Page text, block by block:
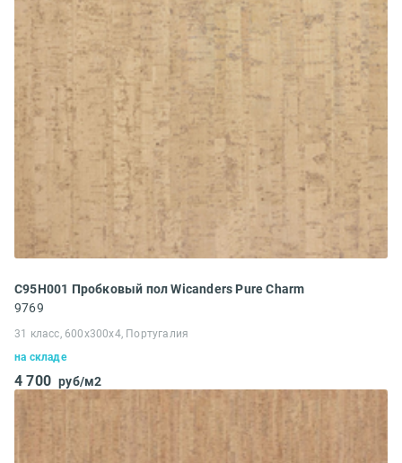
C95H001 Пробковый пол Wicanders Pure Charm
9769
31 класс, 600x300x4, Португалия
на складе
4 700 руб/м2